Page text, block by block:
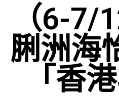
（6-7/
脷洲海
「香